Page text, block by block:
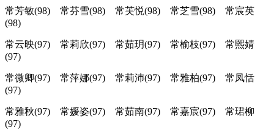
常芳敏(98) 常芬雪(98) 常芙悦(98) 常芝雪(98) 常宸英
(98)
常云映(97) 常莉欣(97) 常茹玥(97) 常榆枝(97) 常熙婧
(97)
常微卿(97) 常萍娜(97) 常莉沛(97) 常雅柏(97) 常凤恬
(97)
常雅秋(97) 常媛姿(97) 常茹南(97) 常嘉宸(97) 常珺柳
(97)